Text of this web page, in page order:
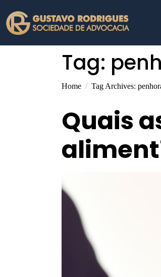
Tag:
Home Tag Archives:
Quais